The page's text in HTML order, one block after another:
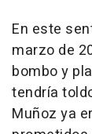
En este
marzo de
bombo y
tendría
Muñoz ya